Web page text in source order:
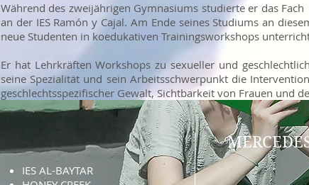
Während des zweijährigen Gymnasiums studierte er das
an der IES Ramón y Cajal. Am Ende seines Studiums an
neue Studenten in koedukativen Trainingsworkshops
Er hat Lehrkräften Workshops zu sexueller und
seine Spezialität und sein Arbeitsschwerpunkt die
geschlechtsspezifischer Gewalt, Sichtbarkeit von Frauen und
IES AL-BAYTAR